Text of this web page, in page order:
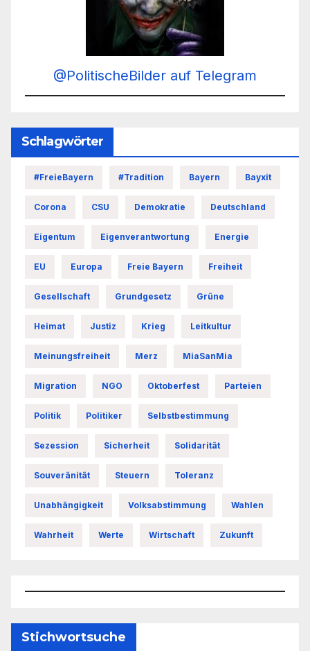
@PolitischeBilder auf Telegram
Schlagwörter
#FreieBayern #Tradition Bayern Bayxit
Corona CSU Demokratie Deutschland
Eigentum Eigenverantwortung Energie
EU Europa Freie Bayern Freiheit
Gesellschaft Grundgesetz Grüne
Heimat Justiz Krieg Leitkultur
Meinungsfreiheit Merz MiaSanMia
Migration NGO Oktoberfest Parteien
Politik Politiker Selbstbestimmung
Sezession Sicherheit Solidarität
Souveränität Steuern Toleranz
Unabhängigkeit Volksabstimmung Wahlen
Wahrheit Werte Wirtschaft Zukunft
Stichwortsuche